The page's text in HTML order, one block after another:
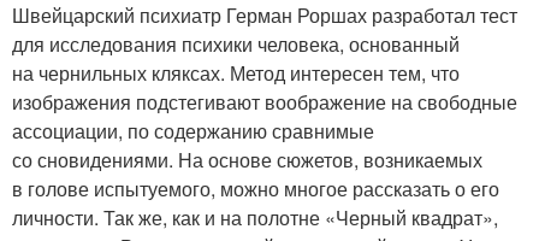
Швейцарский психиатр Герман Роршах разработал тест
для исследования психики человека, основанный
на чернильных кляксах. Метод интересен тем, что
изображения подстегивают воображение на свободные
ассоциации, по содержанию сравнимые
со сновидениями. На основе сюжетов, возникаемых
в голове испытуемого, можно многое рассказать о его
личности. Так же, как и на полотне «Черный квадрат»,